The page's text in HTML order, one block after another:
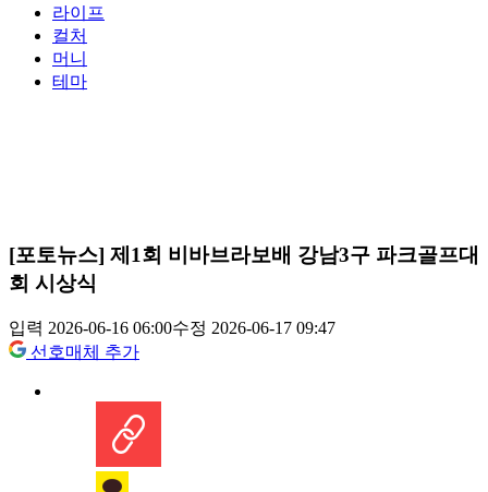
라이프
컬처
머니
테마
[포토뉴스] 제1회 비바브라보배 강남3구 파크골프대
회 시상식
입력 2026-06-16 06:00수정 2026-06-17 09:47
선호매체 추가